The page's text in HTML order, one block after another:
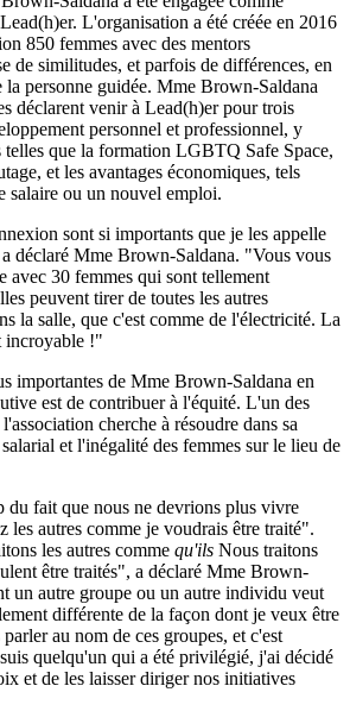
L'organisation a été créée en 2016
850 femmes avec des mentors
de similitudes, et parfois de différences, en
la personne guidée. Mme Brown-Saldana
déclarent venir à Lead(h)er pour trois
personnel et professionnel, y
telles que la formation LGBTQ Safe Space,
et les avantages économiques, tels
salaire ou un nouvel emploi.
sont si importants que je les appelle
déclaré Mme Brown-Saldana. "Vous vous
avec 30 femmes qui sont tellement
peuvent tirer de toutes les autres
la salle, que c'est comme de l'électricité. La
incroyable !"
importantes de Mme Brown-Saldana en
est de contribuer à l'équité. L'un des
cherche à résoudre dans sa
et l'inégalité des femmes sur le lieu de
du fait que nous ne devrions plus vivre
les autres comme je voudrais être traité".
les autres comme qu'ils Nous traitons
être traités", a déclaré Mme Brown-
un autre groupe ou un autre individu veut
différente de la façon dont je veux être
au nom de ces groupes, et c'est
quelqu'un qui a été privilégié, j'ai décidé
et de les laisser diriger nos initiatives